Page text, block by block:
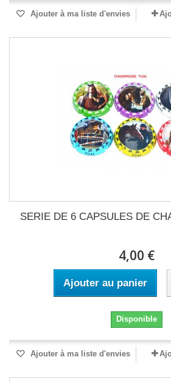
Ajouter à ma liste d'envies
SERIE DE 6 CAPSULES DE
4,00 €
Ajouter au panier
Disponible
Ajouter à ma liste d'envies